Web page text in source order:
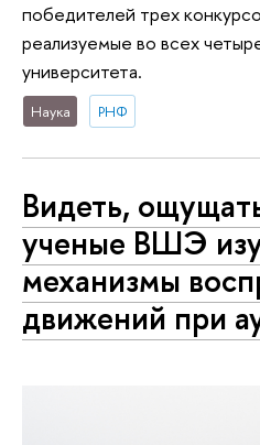
победителей трех
реализуемые во всех
университета.
Наука РНФ
Видеть,
ученые ВШЭ
механизмы
движений при